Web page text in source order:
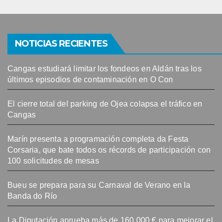
NOTICIAS RECIENTES
Cangas estudiará limitar los fondeos en Aldán tras los
últimos episodios de contaminación en O Con
El cierre total del parking de Ojea colapsa el tráfico en
Cangas
Marín presenta a programación completa da Festa
Corsaria, que bate todos os récords de participación con
100 solicitudes de mesas
Bueu se prepara para su Carnaval de Verano en la
Banda do Río
La Diputación aprueba más de 160.000 € para mejorar el